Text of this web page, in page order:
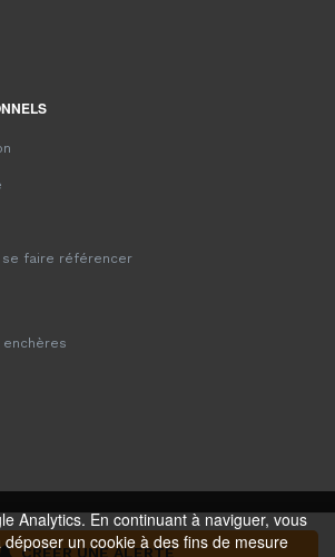
Analytics. En continuant à naviguer, vous
un cookie à des fins de mesure
CRÉER UNE ALERTE
faire référencer
enchères